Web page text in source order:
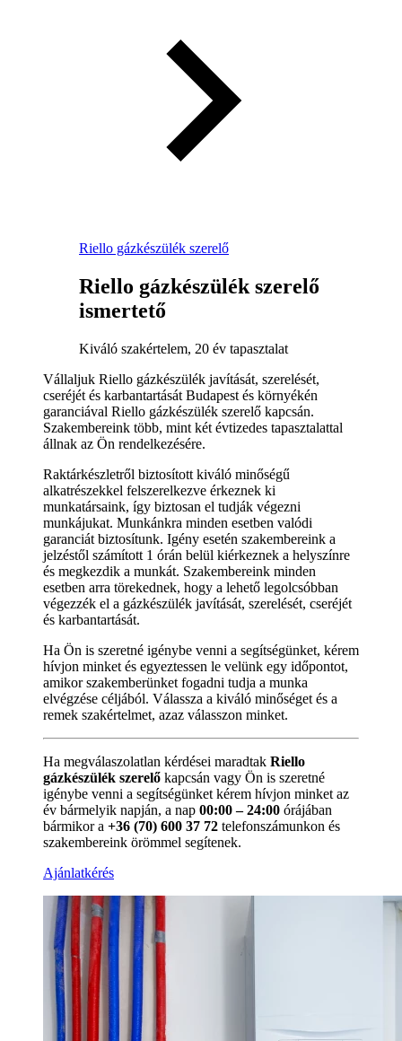
Riello gázkészülék szerelő
Riello gázkészülék szerelő
ismertető
Kiváló szakértelem, 20 év tapasztalat
Vállaljuk Riello gázkészülék javítását, szerelését,
cseréjét és karbantartását Budapest és környékén
garanciával Riello gázkészülék szerelő kapcsán.
Szakembereink több, mint két évtizedes tapasztalattal
állnak az Ön rendelkezésére.
Raktárkészletről biztosított kiváló minőségű
alkatrészekkel felszerelkezve érkeznek ki
munkatársaink, így biztosan el tudják végezni
munkájukat. Munkánkra minden esetben valódi
garanciát biztosítunk. Igény esetén szakembereink a
jelzéstől számított 1 órán belül kiérkeznek a helyszínre
és megkezdik a munkát. Szakembereink minden
esetben arra törekednek, hogy a lehető legolcsóbban
végezzék el a gázkészülék javítását, szerelését, cseréjét
és karbantartását.
Ha Ön is szeretné igénybe venni a segítségünket, kérem
hívjon minket és egyeztessen le velünk egy időpontot,
amikor szakemberünket fogadni tudja a munka
elvégzése céljából. Válassza a kiváló minőséget és a
remek szakértelmet, azaz válasszon minket.
Ha megválaszolatlan kérdései maradtak Riello
gázkészülék szerelő kapcsán vagy Ön is szeretné
igénybe venni a segítségünket kérem hívjon minket az
év bármelyik napján, a nap 00:00 – 24:00 órájában
bármikor a +36 (70) 600 37 72 telefonszámunkon és
szakembereink örömmel segítenek.
Ajánlatkérés